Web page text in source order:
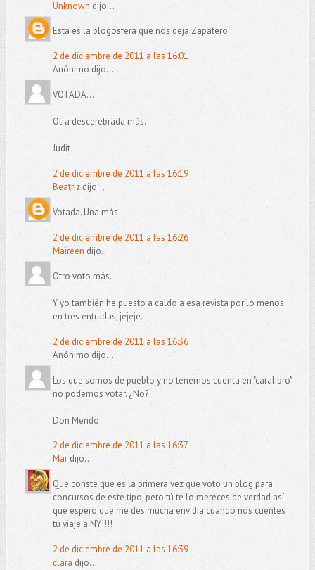
Unknown dijo...
Esta es la blogosfera que nos deja Zapatero.
2 de diciembre de 2011 a las 16:01
Anónimo dijo...
VOTADA....
Otra descerebrada más.
Judit
2 de diciembre de 2011 a las 16:19
Beatrizdijo...
Votada. Una más
2 de diciembre de 2011 a las 16:26
Maireen dijo...
Otro voto más.
Y yo también he puesto a caldo a esa revista por lo menos
en tres entradas, jejeje.
2 de diciembre de 2011 a las 16:36
Anónimo dijo...
Los que somos de pueblo y no tenemos cuenta en "caralibro"
no podemos votar. ¿No?
Don Mendo
2 de diciembre de 2011 a las 16:37
Mardijo...
Que conste que es la primera vez que voto un blog para
concursos de este tipo, pero tú te lo mereces de verdad así
que espero que me des mucha envidia cuando nos cuentes
tu viaje a NY!!!!
2 de diciembre de 2011 a las 16:39
clara dijo...